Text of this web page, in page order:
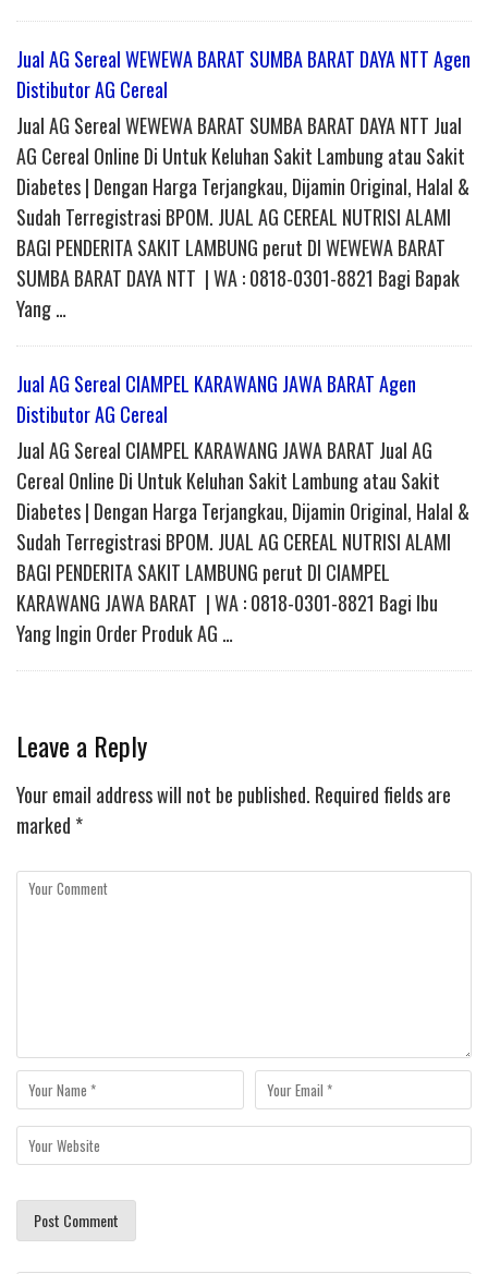
Jual AG Sereal WEWEWA BARAT SUMBA BARAT DAYA NTT Agen
Distibutor AG Cereal
Jual AG Sereal WEWEWA BARAT SUMBA BARAT DAYA NTT Jual
AG Cereal Online Di Untuk Keluhan Sakit Lambung atau Sakit
Diabetes | Dengan Harga Terjangkau, Dijamin Original, Halal &
Sudah Terregistrasi BPOM. JUAL AG CEREAL NUTRISI ALAMI
BAGI PENDERITA SAKIT LAMBUNG perut DI WEWEWA BARAT
SUMBA BARAT DAYA NTT | WA : 0818-0301-8821 Bagi Bapak
Yang …
Jual AG Sereal CIAMPEL KARAWANG JAWA BARAT Agen
Distibutor AG Cereal
Jual AG Sereal CIAMPEL KARAWANG JAWA BARAT Jual AG
Cereal Online Di Untuk Keluhan Sakit Lambung atau Sakit
Diabetes | Dengan Harga Terjangkau, Dijamin Original, Halal &
Sudah Terregistrasi BPOM. JUAL AG CEREAL NUTRISI ALAMI
BAGI PENDERITA SAKIT LAMBUNG perut DI CIAMPEL
KARAWANG JAWA BARAT | WA : 0818-0301-8821 Bagi Ibu
Yang Ingin Order Produk AG …
Leave a Reply
Your email address will not be published. Required fields are
marked *